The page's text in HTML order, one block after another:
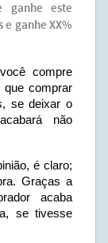
ganhe este
ganhe XX%
compre
que comprar
se deixar o
não
é claro;
Graças a
acaba
se tivesse